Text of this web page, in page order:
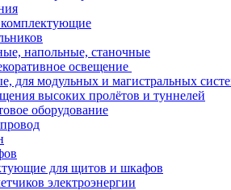
комплектующие
напольные, станочные
освещение
для модульных и магистральных
высоких пролётов и туннелей
оборудование
для щитов и шкафов
электроэнергии